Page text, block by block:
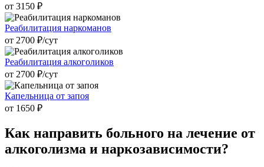
от 3150 ₽
Реабилитация наркоманов
от 2700 ₽/cут
Реабилитация алкоголиков
от 2700 ₽/cут
Капельница от запоя
от 1650 ₽
Как направить больного на лечение от
алкоголизма и наркозависимости?